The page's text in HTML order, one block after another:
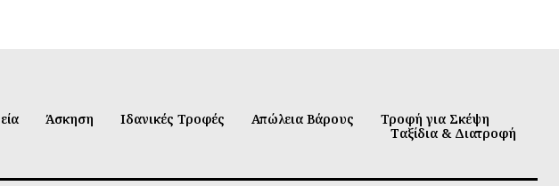
Άσκηση Ιδανικές Τροφές Απώλεια Βάρους
Τροφή για Σκέψη
Ταξίδια & Διατροφή